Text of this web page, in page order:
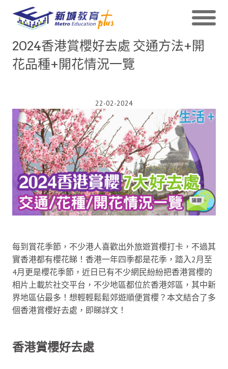
2024香港賞櫻好去處 交通方法+開
花品種+開花情況一覽
22-02-2024
每到賞花季節，不少港人喜歡出外旅遊賞櫻打卡，不過其
實香港都有櫻花睇！香港一年四季都是花季，踏入2月至
4月更是櫻花季節，近日已有不少網民紛紛把香港賞櫻的
相片上載於社交平台，不少地區都位於香港郊區，其中新
界地區佔最多！想輕輕鬆鬆郊遊順便賞櫻？本文結合了多
個香港賞櫻好去處，即睇詳文！
香港賞櫻好去處